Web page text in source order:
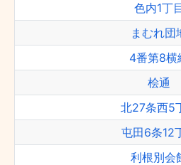
色内1丁
まむれ団
4番第8横
桧通
北27条西5
屯田6条12
利根別会